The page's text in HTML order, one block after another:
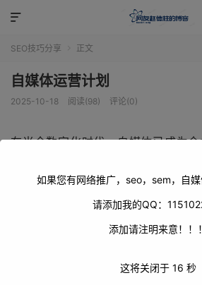

SEO技巧分享 正文
自媒体运营计划
2025-10-18 阅读(98) 评论(0)
在当今数字化时代，自媒体已成为
广、信息传播和粉丝积累的重要途径
营计划对于实现自媒体账号的目标至
设定、平台选择、内容创作、推广策
如果您有网络推广，seo，sem，自
请添加我的QQ：
添加请注明来意！！！
这将关闭于 15 秒